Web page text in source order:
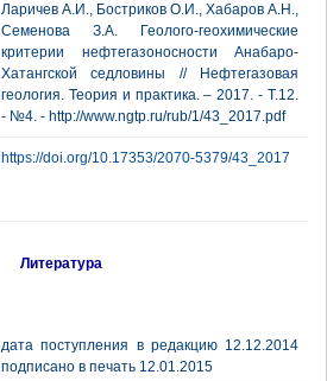
Ларичев А.И., Бостриков О.И., Хабаров А.Н.,
Семенова З.А. Геолого-геохимические
критерии нефтегазоносности Анабаро-
Хатангской седловины // Нефтегазовая
геология. Теория и практика. – 2017. - Т.12.
- №4. - http://www.ngtp.ru/rub/1/43_2017.pdf
https://doi.org/10.17353/2070-5379/43_2017
Литература
дата поступления в редакцию 12.12.2014
подписано в печать 12.01.2015